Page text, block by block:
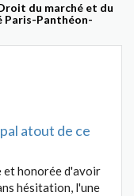
du marché et du
Panthéon-
atout de ce
et honorée d'avoir
hésitation, l'une